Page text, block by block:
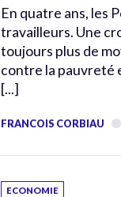
En quatre ans, les
travailleurs. Une
toujours plus de
contre la pauvreté
[...]
FRANCOIS CORBIAU
ECONOMIE